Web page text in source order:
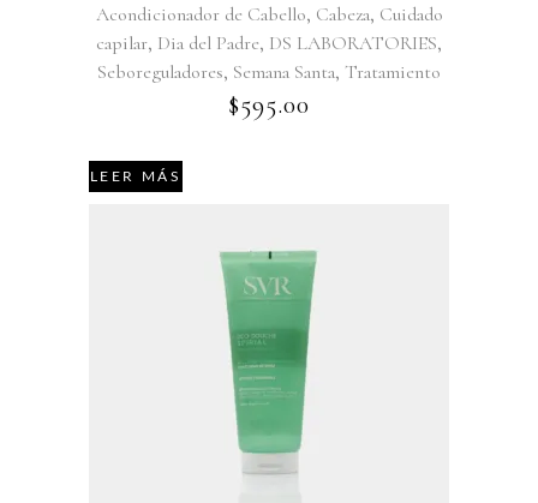
Acondicionador de Cabello, Cabeza, Cuidado
capilar, Dia del Padre, DS LABORATORIES,
Seboreguladores, Semana Santa, Tratamiento
$595.00
LEER MÁS